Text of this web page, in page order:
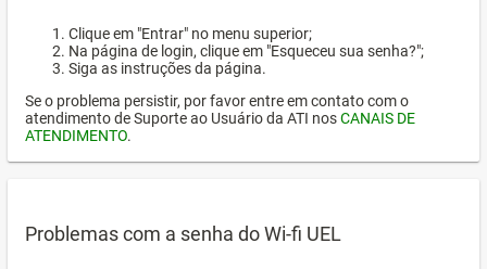
Clique em "Entrar" no menu superior;
Na página de login, clique em "Esqueceu sua senha?";
Siga as instruções da página.
Se o problema persistir, por favor entre em contato com o
atendimento de Suporte ao Usuário da ATI nosCANAIS DE
ATENDIMENTO.
Problemas com a senha do Wi-fi UEL